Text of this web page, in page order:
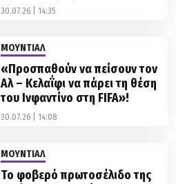
ΜΟΥΝΤΙΑΛ
Αλ – Κελαΐφι να πάρει τη θέση
του Ινφαντίνο στη FIFA»!
30.07.26 | 14:08
ΜΟΥΝΤΙΑΛ
Equipe με Ινφαντίνο – Τραμπ,
το Μουντιάλ και… βροχή από